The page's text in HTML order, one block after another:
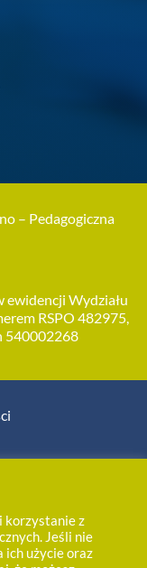
– Pedagogiczna
ewidencji Wydziału
RSPO 482975,
540002268
korzystanie z
Jeśli nie
ich użycie oraz